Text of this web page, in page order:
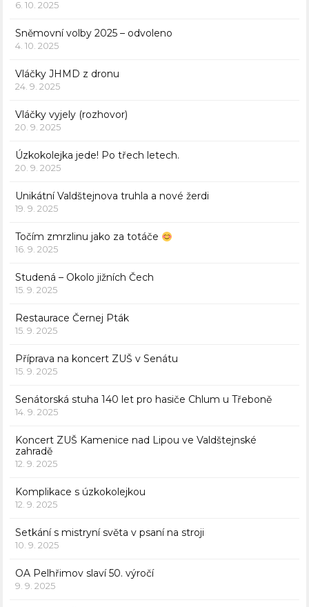
6. 10. 2025
Sněmovní volby 2025 – odvoleno
4. 10. 2025
Vláčky JHMD z dronu
24. 9. 2025
Vláčky vyjely (rozhovor)
20. 9. 2025
Úzkokolejka jede! Po třech letech.
20. 9. 2025
Unikátní Valdštejnova truhla a nové žerdi
19. 9. 2025
Točím zmrzlinu jako za totáče
16. 9. 2025
Studená – Okolo jižních Čech
15. 9. 2025
Restaurace Černej Pták
15. 9. 2025
Příprava na koncert ZUŠ v Senátu
15. 9. 2025
Senátorská stuha 140 let pro hasiče Chlum u Třeboně
14. 9. 2025
Koncert ZUŠ Kamenice nad Lipou ve Valdštejnské
zahradě
12. 9. 2025
Komplikace s úzkokolejkou
12. 9. 2025
Setkání s mistryní světa v psaní na stroji
10. 9. 2025
OA Pelhřimov slaví 50. výročí
9. 9. 2025